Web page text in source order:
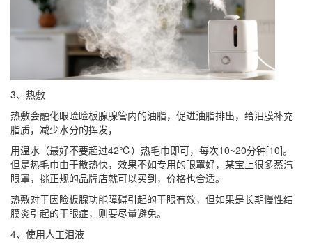
3、热敷
热敷会融化眼睑睑板腺腺管内的油脂，促进油脂排出，给泪膜补充
脂质，减少水分的挥发，
用温水（最好不要超过42℃）热毛巾即可，每次10~20分钟[10]。
但是热毛巾由于散热快，效果不如专用的眼罩好，某宝上很多蒸汽
眼罩，挑正规的品牌店就可以买到，价格也合适。
热敷对于因睑板腺功能障碍引起的干眼有效，但如果是长期慢性结
膜炎引起的干眼症，则要尽量避免。
4、使用人工泪液